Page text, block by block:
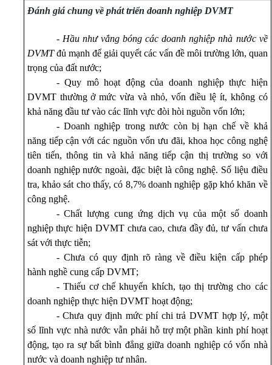
Đánh giá chung về phát triển doanh nghiệp DVMT
- Hầu như vắng bóng các doanh nghiệp nhà nước về
DVMTđủ mạnh để giải quyết các vấn đề môi trường lớn, quan
trọng của đất nước;
- Quy mô hoạt động của doanh nghiệp thực hiện
DVMT thường ở mức vừa và nhỏ, vốn điều lệ ít, không có
khả năng đầu tư vào các lĩnh vực đòi hòi nguồn vốn lớn;
- Doanh nghiệp trong nước còn bị hạn chế về khả
năng tiếp cận với các nguồn vốn ưu đãi, khoa học công nghệ
tiên tiến, thông tin và khả năng tiếp cận thị trường so với
doanh nghiệp nước ngoài, đặc biệt là công nghệ. Số liệu điều
tra, khảo sát cho thấy, có 8,7% doanh nghiệp gặp khó khăn về
công nghệ.
- Chất lượng cung ứng dịch vụ của một số doanh
nghiệp thực hiện DVMT chưa cao, chưa đầy đủ, tư vấn chưa
sát với thực tiễn;
- Chưa có quy định rõ ràng về điều kiện cấp phép
hành nghề cung cấp DVMT;
- Thiếu cơ chế khuyến khích, tạo thị trường cho các
doanh nghiệp thực hiện DVMT hoạt động;
- Chưa quy định mức phí chi trả DVMT hợp lý, một
số lĩnh vực nhà nước vẫn phải hỗ trợ một phần kinh phí hoạt
động, tạo ra sự bất bình đẳng giữa doanh nghiệp có vốn nhà
nước và doanh nghiệp tư nhân.